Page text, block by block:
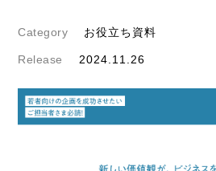
Category お役立ち資料
Release 2024.11.26